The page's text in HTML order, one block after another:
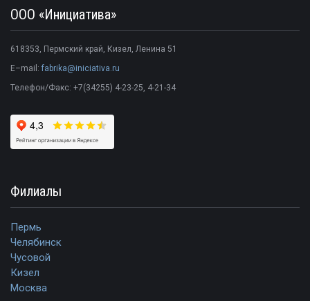
ООО «Инициатива»
618353 Пермский край Кизел Ленина 51
E–mail: fabrika@iniciativa.ru
Телефон/Факс: +7(34255) 4-23-25 , 4-21-34
Филиалы
Пермь
Челябинск
Чусовой
Кизел
Москва